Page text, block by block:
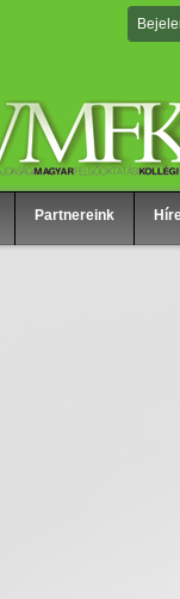
Partnereink